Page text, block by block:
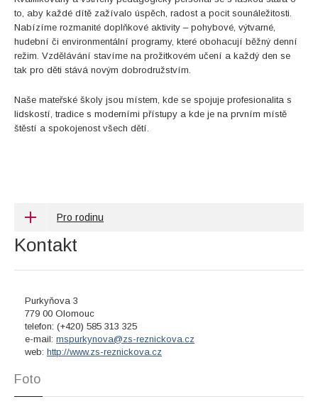
to, aby každé dítě zažívalo úspěch, radost a pocit sounáležitosti.
Nabízíme rozmanité doplňkové aktivity – pohybové, výtvarné,
hudební či environmentální programy, které obohacují běžný denní
režim. Vzdělávání stavíme na prožitkovém učení a každý den se
tak pro děti stává novým dobrodružstvím.
Naše mateřské školy jsou místem, kde se spojuje profesionalita s
lidskostí, tradice s moderními přístupy a kde je na prvním místě
štěstí a spokojenost všech dětí.
Pro rodinu
Kontakt
Purkyňova 3
779 00 Olomouc
telefon: (+420) 585 313 325
e-mail: mspurkynova@zs-reznickova.cz
web: http://www.zs-reznickova.cz
Foto